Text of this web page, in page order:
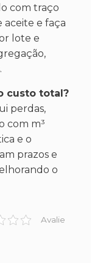
com traço
aceite e faça
lote e
custo total?
perdas,
com m³
e o
prazos e
o
Avalie